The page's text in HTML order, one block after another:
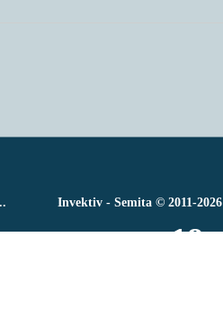
Invektiv - Semita © 2011-2026
18+